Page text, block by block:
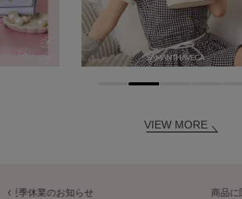
VIEW MORE
商品に関するお詫びとお知らせ